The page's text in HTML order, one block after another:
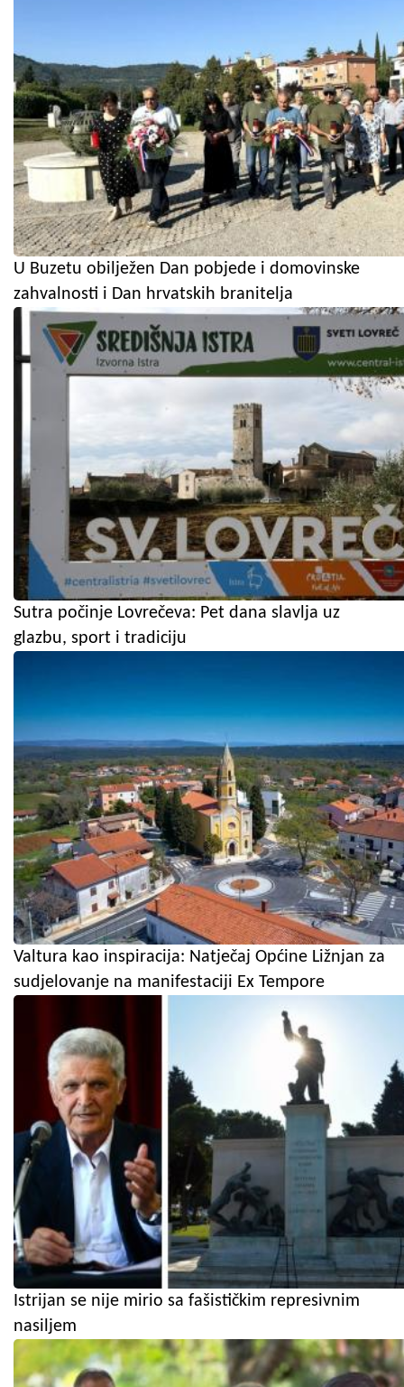
U Buzetu obilježen Dan pobjede i domovinske
zahvalnosti i Dan hrvatskih branitelja
Sutra počinje Lovrečeva: Pet dana slavlja uz
glazbu, sport i tradiciju
Valtura kao inspiracija: Natječaj Općine Ližnjan za
sudjelovanje na manifestaciji Ex Tempore
Istrijan se nije mirio sa fašističkim represivnim
nasiljem